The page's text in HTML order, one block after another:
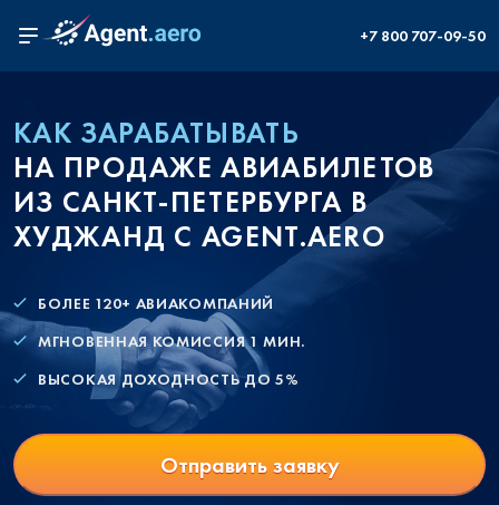
+7 800 707-09-50
КАК ЗАРАБАТЫВАТЬ
НА ПРОДАЖЕ АВИАБИЛЕТОВ
ИЗ САНКТ-ПЕТЕРБУРГА В
ХУДЖАНД С AGENT.AERO
БОЛЕЕ 120+ АВИАКОМПАНИЙ
МГНОВЕННАЯ КОМИССИЯ 1 МИН.
ВЫСОКАЯ ДОХОДНОСТЬ ДО 5%
Отправить заявку